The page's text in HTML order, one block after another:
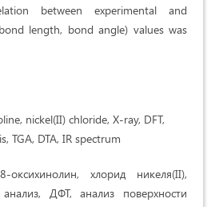
between experimental and
length, bond angle) values was
nickel(II) chloride, X-ray, DFT,
TGA, DTA, IR spectrum
8-оксихинолин, хлорид никеля(II),
анализ, ДФТ, анализ поверхности